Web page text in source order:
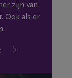
zijn van
Ook als er